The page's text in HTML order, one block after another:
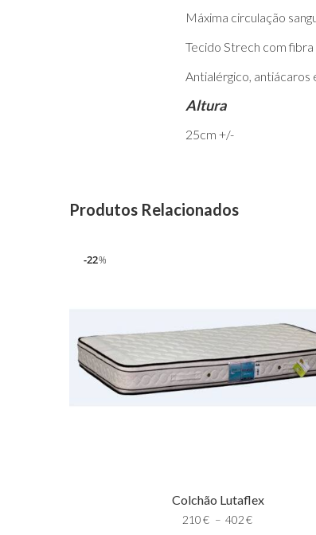
Máxima circulação
Tecido Strech com
Antialérgico, antiácaros
Altura
25cm +/-
Produtos Relacionados
%
22
Colchão Lutaflex
210€ – 402€